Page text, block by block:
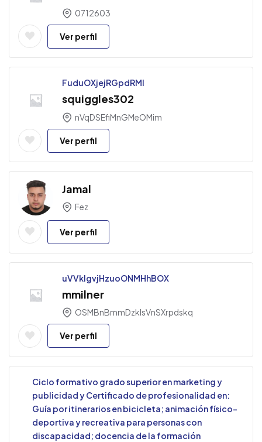
0712603
Ver perfil
FuduOXjejRGpdRMl
squiggles302
nVqDSEfiMnGMeOMim
Ver perfil
Jamal
Fez
Ver perfil
uVVklgvjHzuoONMHhBOX
mmilner
OSMBnBmmDzkIsVnSXrpdskq
Ver perfil
Ciclo formativo grado superior en marketing y
publicidad y Certificado de profesionalidad en:
Guía por itinerarios en bicicleta; animación físico-
deportiva y recreativa para personas con
discapacidad; docencia de la formación